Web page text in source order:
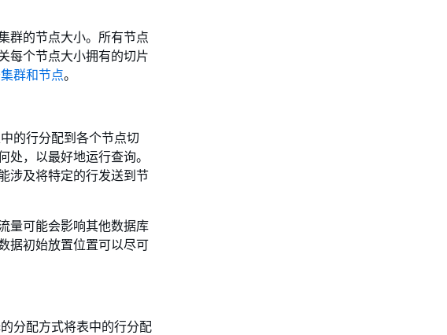
群的节点大小。所有节点
每个节点大小拥有的切片
群和节点。
的行分配到各个节点切
，以最好地运行查询。
涉及将特定的行发送到节
量可能会影响其他数据库
据初始放置位置可以尽可
分配方式将表中的行分配